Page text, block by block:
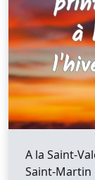
A la Saint-
Saint-Martin